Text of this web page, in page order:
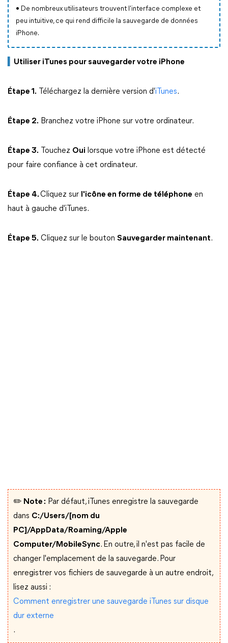
• De nombreux utilisateurs trouvent l'interface complexe et
peu intuitive, ce qui rend difficile la sauvegarde de données
iPhone.
Utiliser iTunes pour sauvegarder votre iPhone
Étape 1. Téléchargez la dernière version d'iTunes.
Étape 2. Branchez votre iPhone sur votre ordinateur.
Étape 3. Touchez Oui lorsque votre iPhone est détecté
pour faire confiance à cet ordinateur.
Étape 4.Cliquez sur l'icône en forme de téléphone en
haut à gauche d'iTunes.
Étape 5. Cliquez sur le bouton Sauvegarder maintenant.
✏️ Note : Par défaut, iTunes enregistre la sauvegarde
dans C:/Users/[nom du
PC]/AppData/Roaming/Apple
Computer/MobileSync. En outre, il n'est pas facile de
changer l'emplacement de la sauvegarde. Pour
enregistrer vos fichiers de sauvegarde à un autre endroit,
lisez aussi :
Comment enregistrer une sauvegarde iTunes sur disque
dur externe
.